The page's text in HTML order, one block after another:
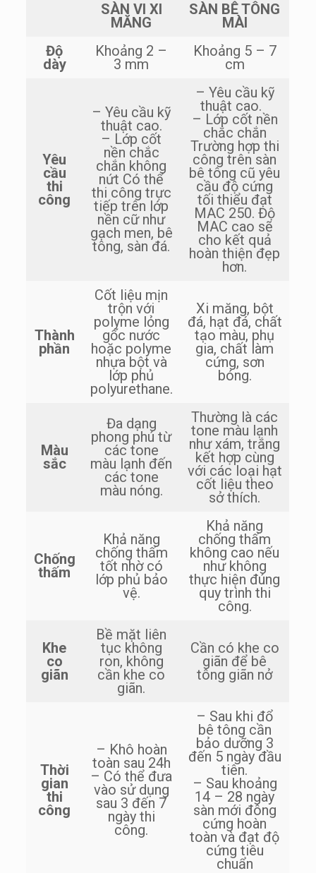
SÀN VI XI
MĂNG
SÀN BÊ TÔNG
MÀI
Độ
dày
Khoảng 2 –
3 mm
Khoảng 5 – 7
cm
Yêu
cầu
thi
công
– Yêu cầu kỹ
thuật cao.
– Lớp cốt
nền chắc
chắn không
nứt Có thể
thi công trực
tiếp trên lớp
nền cữ như
gạch men, bê
tông, sàn đá.
– Yêu cầu kỹ
thuật cao.
– Lớp cốt nền
chắc chắn
Trường hợp thi
công trên sàn
bê tông cũ yêu
cầu độ cứng
tối thiểu đạt
MAC 250. Độ
MAC cao sẽ
cho kết quả
hoàn thiện đẹp
hơn.
Thành
phần
Cốt liệu mịn
trộn với
polyme lỏng
gốc nước
hoặc polyme
nhựa bột và
lớp phủ
polyurethane.
Xi măng, bột
đá, hạt đá, chất
tạo màu, phụ
gia, chất làm
cứng, sơn
bóng.
Màu
sắc
Đa dạng
phong phú từ
các tone
màu lạnh đến
các tone
màu nóng.
Thường là các
tone màu lạnh
như xám, trắng
kết hợp cùng
với các loại hạt
cốt liệu theo
sở thích.
Chống
thấm
Khả năng
chống thấm
tốt nhờ có
lớp phủ bảo
vệ.
Khả năng
chống thấm
không cao nếu
như không
thực hiện đúng
quy trình thi
công.
Khe
co
giãn
Bề mặt liên
tục không
ron, không
cần khe co
giãn.
Cần có khe co
giãn để bê
tông giãn nở
Thời
gian
thi
công
– Khô hoàn
toàn sau 24h
– Có thể đưa
vào sử dụng
sau 3 đến 7
ngày thi
công.
– Sau khi đổ
bê tông cần
bảo dưỡng 3
đến 5 ngày đầu
tiên.
– Sau khoảng
14 – 28 ngày
sàn mới đông
cứng hoàn
toàn và đạt độ
cứng tiêu
chuẩn